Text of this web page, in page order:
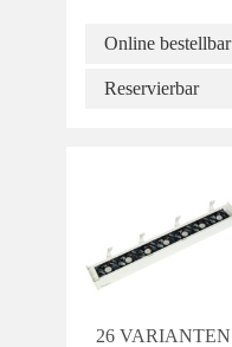
Online bestellbar
Reservierbar
26 VARIANTEN